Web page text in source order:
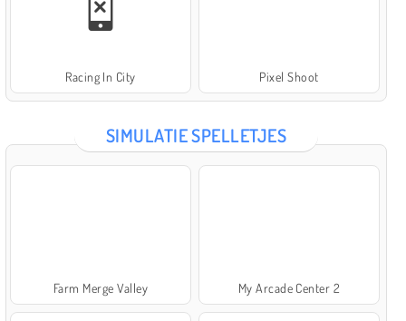
Racing In City Pixel Shoot
SIMULATIE SPELLETJES
Farm Merge Valley My Arcade Center 2